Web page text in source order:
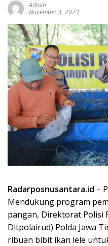
Admin
November 4, 2023
Radarposnusantara.id –
Mendukung program
pangan, Direktorat Polisi
Ditpolairud) Polda Jawa
ribuan bibit ikan lele